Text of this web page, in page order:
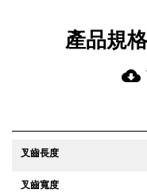
產品規
cloud_download
叉齒長度
叉齒寬度